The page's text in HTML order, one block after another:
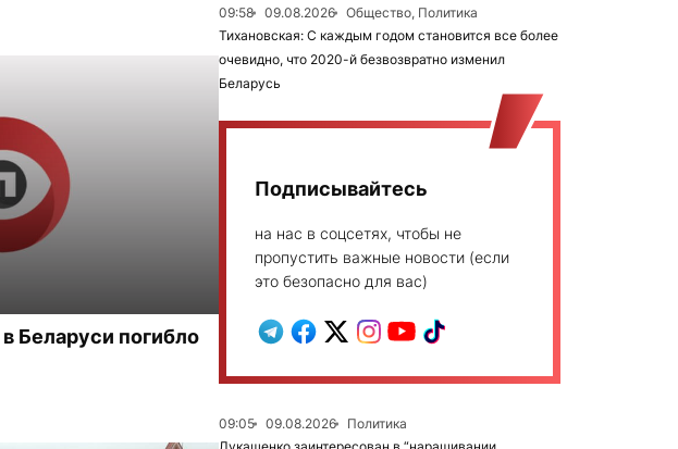
Беларуси погибло
09:58
09.08.2026
Общество, Политика
Тихановская: С каждым годом становится все более
очевидно, что 2020-й безвозвратно изменил
Беларусь
Подписывайтесь
на нас в соцсетях, чтобы не
пропустить важные новости (если
это безопасно для вас)
09:05 09.08.2026
Политика